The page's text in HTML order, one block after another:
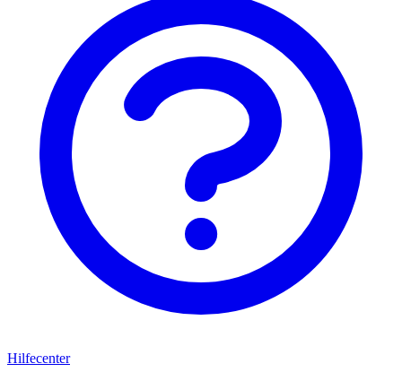
Hilfecenter